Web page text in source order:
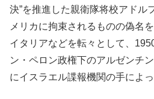
決”を推進した親衛隊将校アドル
メリカに拘束されるものの偽名
イタリアなどを転々として、
ン・ペロン政権下のアルゼンチ
にイスラエル諜報機関の手によっ